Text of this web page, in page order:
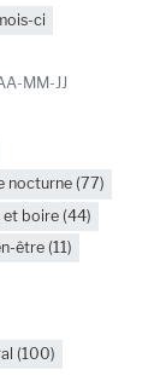
ci
MM-JJ
nocturne (77)
et boire (44)
être (11)
(100)